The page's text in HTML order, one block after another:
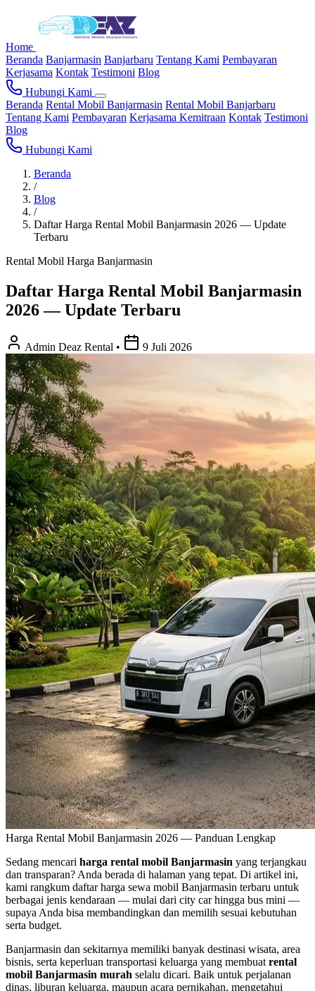
Home
Beranda Banjarmasin Banjarbaru Tentang Kami Pembayaran
Kerjasama Kontak Testimoni Blog
Hubungi Kami
Beranda Rental Mobil Banjarmasin Rental Mobil Banjarbaru
Tentang Kami Pembayaran Kerjasama Kemitraan Kontak Testimoni
Blog
Hubungi Kami
Beranda
/
Blog
/
Daftar Harga Rental Mobil Banjarmasin 2026 — Update
Terbaru
Rental Mobil Harga Banjarmasin
Daftar Harga Rental Mobil Banjarmasin
2026 — Update Terbaru
Admin Deaz Rental • 9 Juli 2026
Harga Rental Mobil Banjarmasin 2026 — Panduan Lengkap
Sedang mencari harga rental mobil Banjarmasin yang terjangkau
dan transparan? Anda berada di halaman yang tepat. Di artikel ini,
kami rangkum daftar harga sewa mobil Banjarmasin terbaru untuk
berbagai jenis kendaraan — mulai dari city car hingga bus mini —
supaya Anda bisa membandingkan dan memilih sesuai kebutuhan
serta budget.
Banjarmasin dan sekitarnya memiliki banyak destinasi wisata, area
bisnis, serta keperluan transportasi keluarga yang membuat rental
mobil Banjarmasin murah selalu dicari. Baik untuk perjalanan
dinas, liburan keluarga, maupun acara pernikahan, mengetahui